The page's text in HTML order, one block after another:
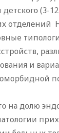
(3-
и
на долю